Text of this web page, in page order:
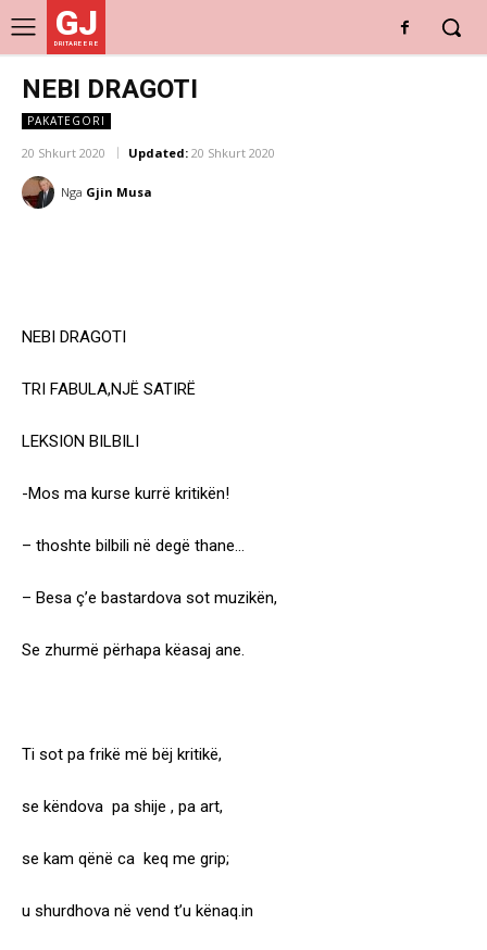
GJ
DRITARE E RE
NEBI DRAGOTI
PAKATEGORI
20 Shkurt 2020 Updated: 20 Shkurt 2020
Nga Gjin Musa
NEBI DRAGOTI
TRI FABULA,NJË SATIRË
LEKSION BILBILI
-Mos ma kurse kurrë kritikën!
– thoshte bilbili në degë thane…
– Besa ç’e bastardova sot muzikën,
Se zhurmë përhapa këasaj ane.
Ti sot pa frikë më bëj kritikë,
se këndova pa shije , pa art,
se kam qënë ca keq me grip;
u shurdhova në vend t’u kënaq.in